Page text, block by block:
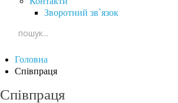
Зворотний зв`язок
Головна
Співпраця
Співпраця